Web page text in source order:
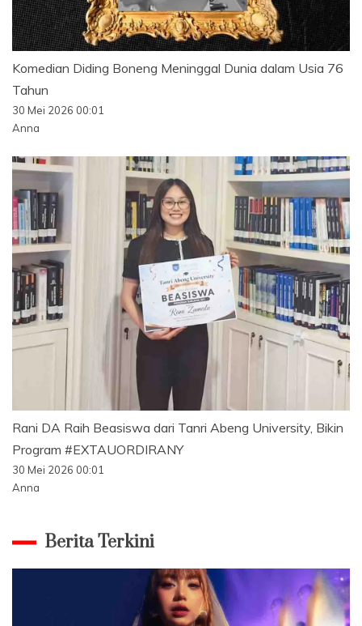
Komedian Diding Boneng Meninggal Dunia dalam Usia 76
Tahun
30 Mei 2026 00:01
Anna
Rani DA Raih Beasiswa dari Tanri Abeng University, Bikin
Program #EXTAUORDIRANY
30 Mei 2026 00:01
Anna
Berita Terkini